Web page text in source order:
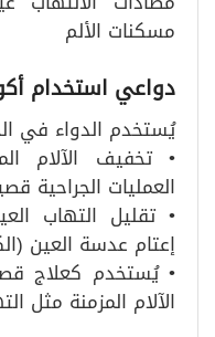
مسكنات الألم
دواعي استخدام
يُستخدم الدواء في
• تخفيف الآلام
العمليات الجراحية
• تقليل التهاب
إعتام عدسة العين
• يُستخدم كعلاج
الآلام المزمنة مثل